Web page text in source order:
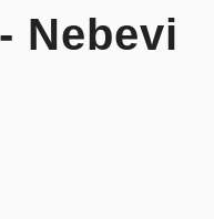
Nebevi